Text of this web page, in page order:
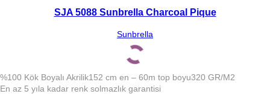
SJA 5088 Sunbrella Charcoal Pique
Sunbrella
%100 Kök Boyalı Akrilik152 cm en – 60m top boyu320 GR/M2
En az 5 yıla kadar renk solmazlık garantisi